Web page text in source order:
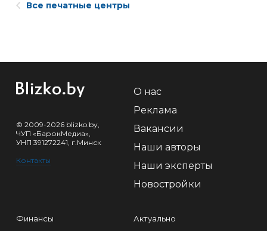
Все печатные центры
© 2009-2026 blizko.by,
ЧУП «БарокМедиа»,
УНП 391272241, г.Минск
Контакты
О нас
Реклама
Вакансии
Наши авторы
Наши эксперты
Новостройки
Финансы
Актуально